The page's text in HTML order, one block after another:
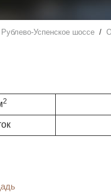
Рублево-Успенское шоссе
2